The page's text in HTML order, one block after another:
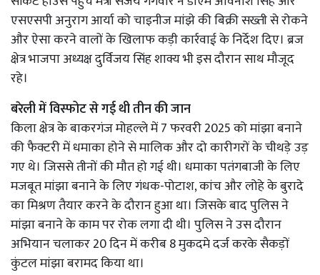
एसएसपी अनुराग आर्या को चाइनीज मांझे की बिक्री सख्ती से रोकने
और ऐसा करने वालों के खिलाफ कड़ी कार्रवाई के निर्देश दिए। ब्रज
क्षेत्र भाजपा अध्यक्ष दुर्विजय सिंह शाक्य भी इस दौरान साथ मौजूद
रहे।
बरेली में विस्फोट से गई थी तीन की जान
किला क्षेत्र के बाकरगंज मोहल्ले में 7 फरवरी 2025 को मांझा बनाने
की फैक्टरी में धमाका होने से मालिक और दो कारीगरों के चीथड़े उड़
गए थे। जिससे तीनों की मौत हो गई थी। धमाका पतंगबाजी के लिए
मजबूत मांझा बनाने के लिए गंधक-पोटाश, कांच और लोहे के बुरादे
का मिश्रण तैयार करने के दौरान हुआ था। जिसके बाद पुलिस ने
मांझा बनाने के काम पर रोक लगा दी थी। पुलिस ने उस दौरान
अभियान चलाकर 20 दिन में करीब 8 मुकदमे दर्ज करके सैकड़ों
कुंटल मांझा बरामद किया था।